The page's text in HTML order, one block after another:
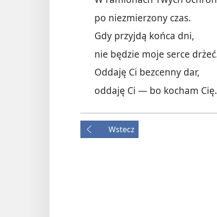
po niezmierzony czas.
Gdy przyjdą końca dni,
nie będzie moje serce
Oddaję Ci bezcenny dar,
oddaję Ci — bo kocham Cię.
Wstecz